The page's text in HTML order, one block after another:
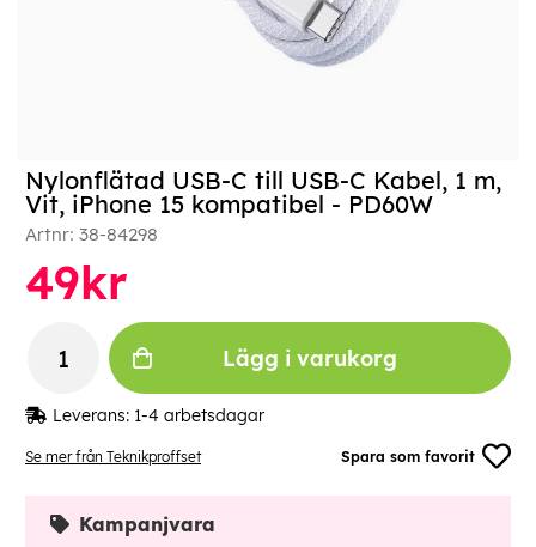
Se mer från Teknikproffset Spara som favorit
Nylonflätad USB-C till USB-C Kabel, 1 m,
Vit, iPhone 15 kompatibel - PD60W
Artnr: 38-84298
49kr
Lägg i varukorg
Leverans: 1-4 arbetsdagar
Kampanjvara